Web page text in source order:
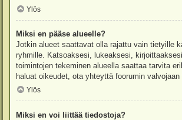
Ylös
Miksi en pääse alueelle?
Jotkin alueet saattavat olla rajattu vain tietyille
ryhmille. Katsoaksesi, lukeaksesi,
toimintojen tekeminen alueella saattaa tarvita
haluat oikeudet, ota yhteyttä foorumin valvojaan
Ylös
Miksi en voi liittää tiedostoja?